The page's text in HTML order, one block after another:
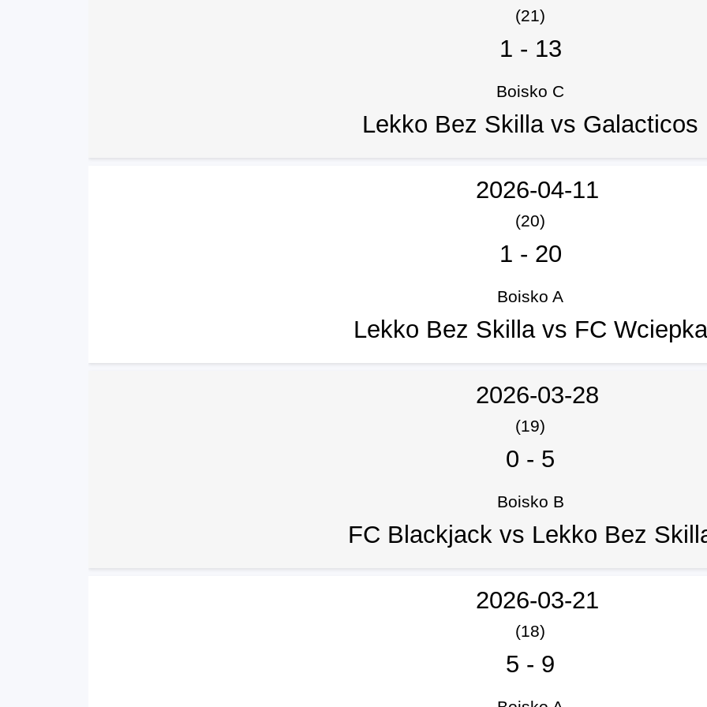
(21)
1 - 13
Boisko C
Lekko Bez Skilla vs Galacticos
2026-04-11
(20)
1 - 20
Boisko A
Lekko Bez Skilla vs FC Wciepka
2026-03-28
(19)
0 - 5
Boisko B
FC Blackjack vs Lekko Bez
2026-03-21
(18)
5 - 9